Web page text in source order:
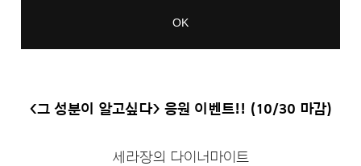
<그 성분이 알고싶다> 응원 이벤트!! (10/30 마감)
세라장의 다이너마이트